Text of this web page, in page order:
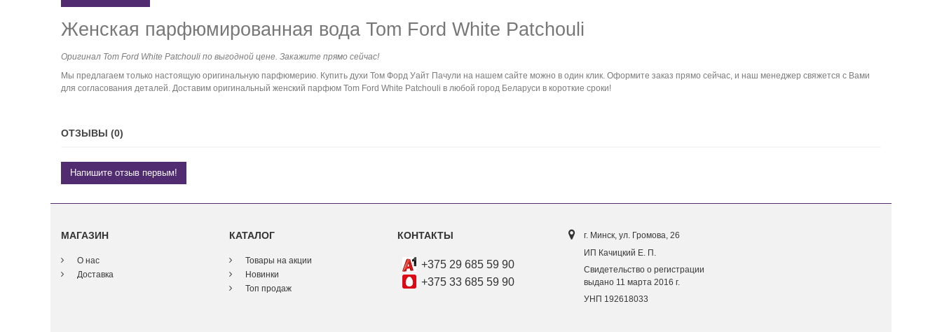
Женская парфюмированная вода Tom Ford White Patchouli
Оригинал Tom Ford White Patchouli по выгодной цене. Закажите прямо сейчас!
Мы предлагаем только настоящую оригинальную парфюмерию. Купить духи Том Форд Уайт Пачули на нашем сайте можно в один клик. Оформите заказ прямо сейчас, и наш менеджер свяжется с Вами
для согласования деталей. Доставим оригинальный женский парфюм Tom Ford White Patchouli в любой город Беларуси в короткие сроки!
ОТЗЫВЫ (0)
Напишите отзыв первым!
МАГАЗИН
О нас
Доставка
КАТАЛОГ
Товары на акции
Новинки
Топ продаж
КОНТАКТЫ
+375 29 685 59 90
+375 33 685 59 90
г. Минск, ул. Громова, 26
ИП Качицкий Е. П.
Свидетельство о регистрации
выдано 11 марта 2016 г.
УНП 192618033